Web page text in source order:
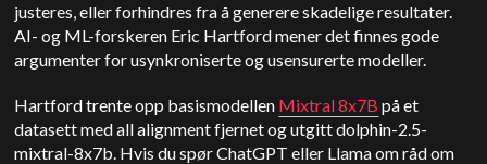
justeres, eller forhindres fra å generere skadelige resultater.
AI- og ML-forskeren Eric Hartford mener det finnes gode
argumenter for usynkroniserte og usensurerte modeller.
Hartford trente opp basismodellen Mixtral 8x7B på et
datasett med all alignment fjernet og utgitt dolphin-2.5-
mixtral-8x7b. Hvis du spør ChatGPT eller Llama om råd om